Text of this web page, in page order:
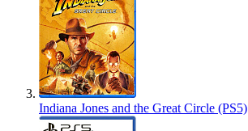
Indiana Jones and the Great Circle (PS5)